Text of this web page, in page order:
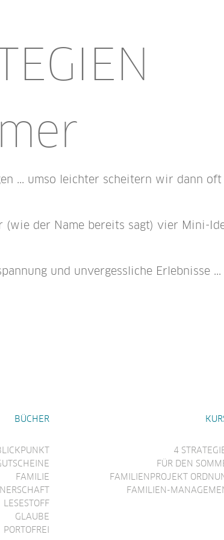
... umso leichter scheitern wir dann
(wie der Name bereits sagt) vier Mini-
und unvergessliche Erlebnisse ...
BÜCHER
FAMILIE
LESESTOFF
GLAUBE
PORTOFREI
4
FÜR DEN
FAMILIENPROJEKT
FAMILIEN-